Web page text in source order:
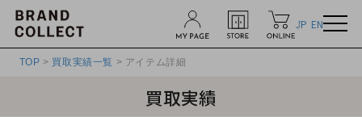
JP EN
TOP > 買取実績一覧 > アイテム詳細
買取実績